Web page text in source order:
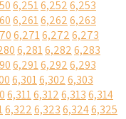
6,2516,2526,253
6,2616,2626,263
6,2716,2726,273
6,2816,2826,283
6,2916,2926,293
6,3016,3026,303
6,3116,3126,3136,314
6,3226,3236,3246,325